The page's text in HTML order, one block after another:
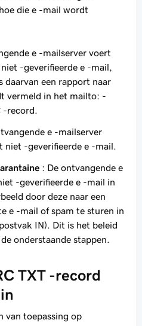
die e -mail wordt
e -mailserver voert
-geverifieerde e -mail,
daarvan een rapport naar
vermeld in het mailto: -
-record.
e -mailserver
-geverifieerde e -mail.
: De ontvangende e
-geverifieerde e -mail in
door deze naar een
e -mail of spam te sturen in
IN). Dit is het beleid
onderstaande stappen.
TXT -record
van toepassing op